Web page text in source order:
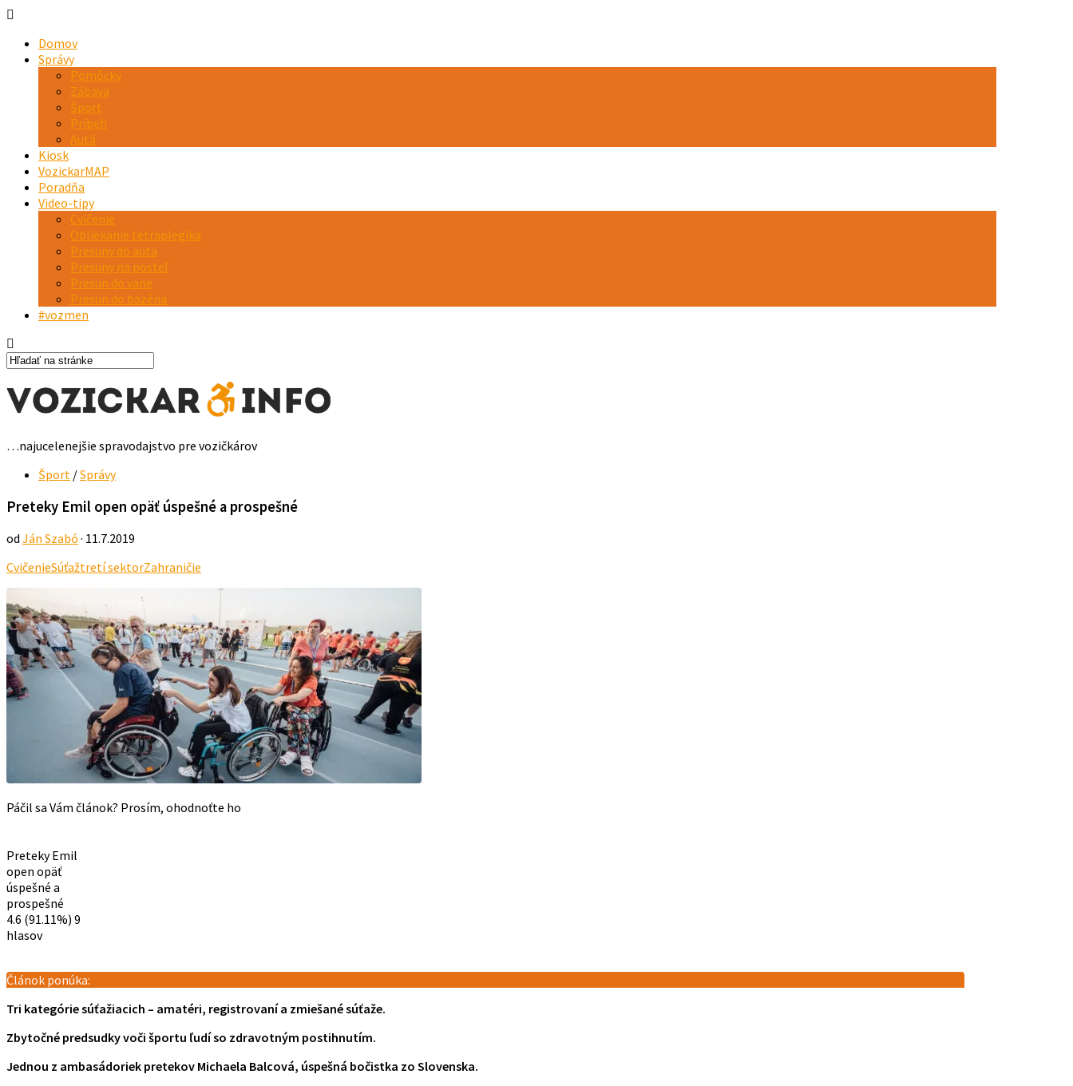
Domov
Správy
Pomôcky
Zábava
Šport
Príbeh
Autá
Kiosk
VozickarMAP
Poradňa
Video-tipy
Cvičenie
Obliekanie tetraplegika
Presuny do auta
Presuny na posteľ
Presun do vane
Presun do bazéna
#vozmen
…najucelenejšie spravodajstvo pre vozičkárov
Šport /Správy
Preteky Emil open opäť úspešné a prospešné
od Ján Szabó · 11.7.2019
CvičenieSúťažtretí sektorZahraničie
Páčil sa Vám článok? Prosím, ohodnoťte ho
Preteky Emil
open opäť
úspešné a
prospešné
4.6 (91.11%) 9
hlasov
Článok ponúka:
Tri kategórie súťažiacich – amatéri, registrovaní a zmiešané súťaže.
Zbytočné predsudky voči športu ľudí so zdravotným postihnutím.
Jednou z ambasádoriek pretekov Michaela Balcová, úspešná bočistka zo Slovenska.